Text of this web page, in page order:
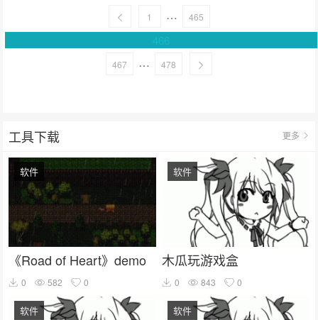
1 … 465
467 … 478
工具下载 更多
《Road of Heart》demo
软件
0 582 0
木瓜玩游戏盒
软件
0 843 0
软件 软件